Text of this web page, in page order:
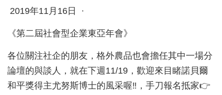
2019年11月16日 ·
《第二屆社會型企業東亞年會》
各位關注社企的朋友，格外農品也會擔任其中一場分
論壇的與談人，就在下週11/19，歡迎來目睹諾貝爾
和平獎得主尤努斯博士的風采喔‼️，手刀報名抵家👉